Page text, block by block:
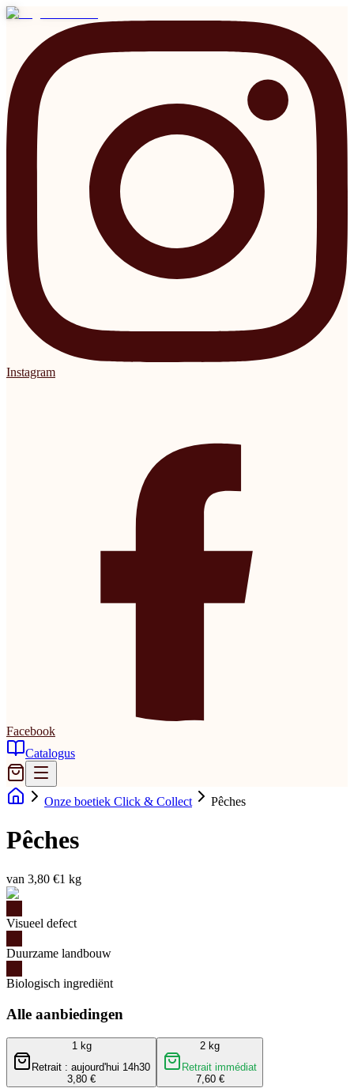
Instagram
Facebook
Catalogus
Onze boetiek Click & Collect Pêches
Pêches
van 3,80 €1 kg
Visueel defect
Duurzame landbouw
Biologisch ingrediënt
Alle aanbiedingen
1 kg
Retrait : aujourd'hui 14h30
3,80 €
2 kg
Retrait immédiat
7,60 €